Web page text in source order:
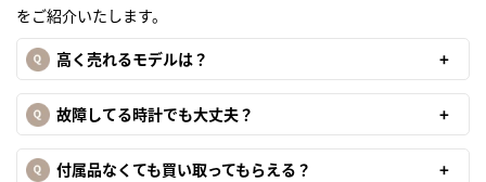
をご紹介いたします。
高く売れるモデルは？
故障してる時計でも大丈夫？
付属品なくても買い取ってもらえる？